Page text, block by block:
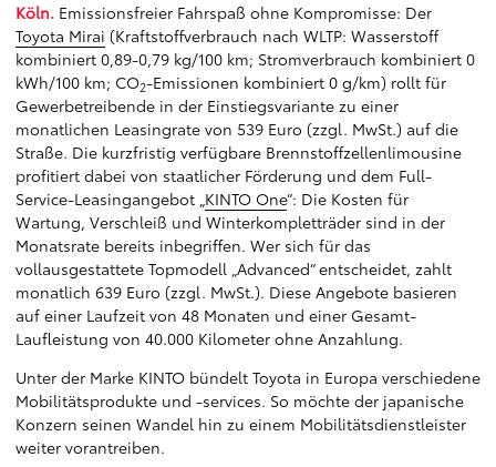
Köln. Emissionsfreier Fahrspaß ohne Kompromisse: Der
Toyota Mirai (Kraftstoffverbrauch nach WLTP: Wasserstoff
kombiniert 0,89-0,79 kg/100 km; Stromverbrauch kombiniert 0
kWh/100 km; CO2-Emissionen kombiniert 0 g/km) rollt für
Gewerbetreibende in der Einstiegsvariante zu einer
monatlichen Leasingrate von 539 Euro (zzgl. MwSt.) auf die
Straße. Die kurzfristig verfügbare Brennstoffzellenlimousine
profitiert dabei von staatlicher Förderung und dem Full-
Service-Leasingangebot „KINTO One“: Die Kosten für
Wartung, Verschleiß und Winterkompletträder sind in der
Monatsrate bereits inbegriffen. Wer sich für das
vollausgestattete Topmodell „Advanced“ entscheidet, zahlt
monatlich 639 Euro (zzgl. MwSt.). Diese Angebote basieren
auf einer Laufzeit von 48 Monaten und einer Gesamt-
Laufleistung von 40.000 Kilometer ohne Anzahlung.
Unter der Marke KINTO bündelt Toyota in Europa verschiedene
Mobilitätsprodukte und -services. So möchte der japanische
Konzern seinen Wandel hin zu einem Mobilitätsdienstleister
weiter vorantreiben.